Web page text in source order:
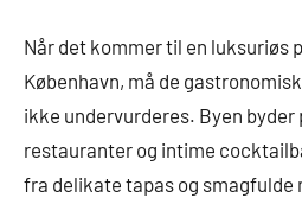
Når det kommer til en luksuriøs
København, må de
ikke undervurderes. Byen
restauranter og intime
fra delikate tapas og smagfulde